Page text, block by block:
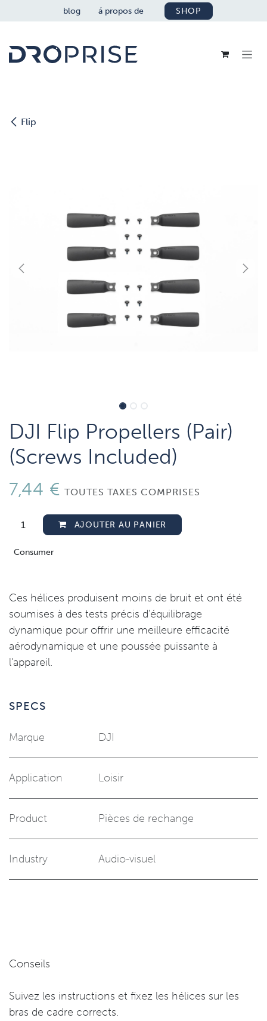
SE RENDRE AU CONTENU
blog á propos de SHOP
Flip
DJI Flip Propellers (Pair)
(Screws Included)
7,44 € TOUTES TAXES COMPRISES
AJOUTER AU PANIER
Consumer
Ces hélices produisent moins de bruit et ont été
soumises à des tests précis d'équilibrage
dynamique pour offrir une meilleure efficacité
aérodynamique et une poussée puissante à
l'appareil.
SPECS
Marque DJI
Application Loisir
Product Pièces de rechange
Industry Audio-visuel
Conseils
Suivez les instructions et fixez les hélices sur les
bras de cadre corrects.